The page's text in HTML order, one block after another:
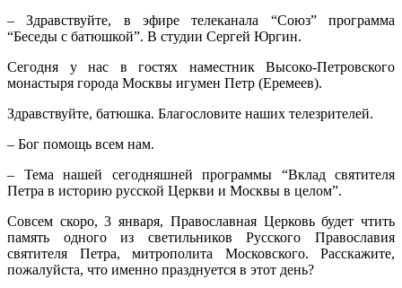
– Здравствуйте, в эфире телеканала “Союз” программа
“Беседы с батюшкой”. В студии Сергей Юргин.
Сегодня у нас в гостях наместник Высоко-Петровского
монастыря города Москвы игумен Петр (Еремеев).
Здравствуйте, батюшка. Благословите наших телезрителей.
– Бог помощь всем нам.
– Тема нашей сегодняшней программы “Вклад святителя
Петра в историю русской Церкви и Москвы в целом”.
Совсем скоро, 3 января, Православная Церковь будет чтить
память одного из светильников Русского Православия
святителя Петра, митрополита Московского. Расскажите,
пожалуйста, что именно празднуется в этот день?